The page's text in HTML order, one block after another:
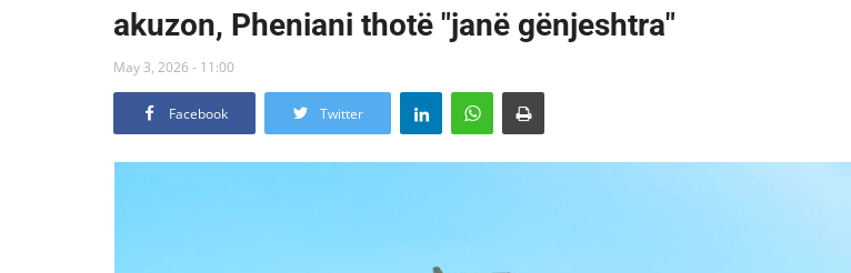
akuzon, Pheniani thotë "janë gënjeshtra"
May 3, 2026 - 11:00
Facebook Twitter